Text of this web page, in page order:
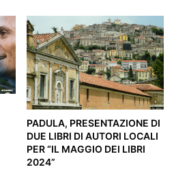
PADULA, PRESENTAZIONE DI
DUE LIBRI DI AUTORI LOCALI
PER “IL MAGGIO DEI LIBRI
2024”